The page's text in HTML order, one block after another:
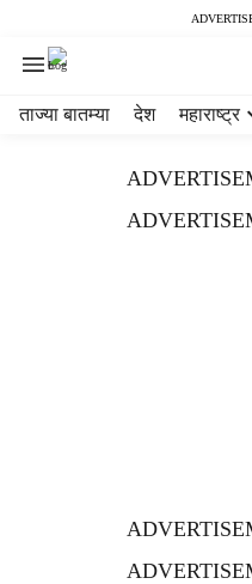
ताज्या बातम्या देश महाराष्ट्र